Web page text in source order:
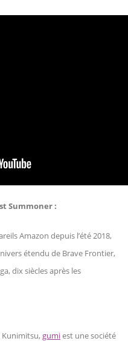
Summoner :
Amazon depuis l’été 2018,
étendu de Brave Frontier,
dix siècles après les
Kunimitsu,gumiest une société